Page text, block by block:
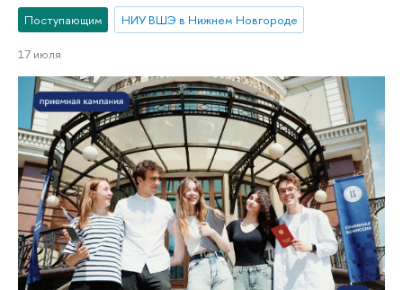
Поступающим НИУ ВШЭ в Нижнем Новгороде
17 июля